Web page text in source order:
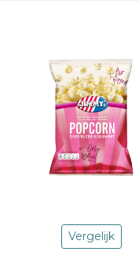
Vergelijk